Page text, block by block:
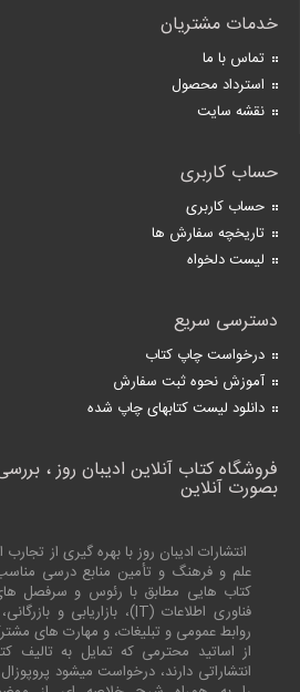
خدمات مشتریان
تماس با ما
استرداد محصول
نقشه سایت
حساب کاربری
حساب کاربری
تاریخچه سفارش ها
لیست دلخواه
دسترسی سریع
درخواست چاپ کتاب
آموزش نحوه ثبت سفارش
دانلود لیست کتابهای چاپ شده
فروشگاه کتاب آنلاین ادیبان روز ،
بصورت آنلاین
انتشارات ادیبان روز با بهره گیری از
علم و فرهنگ و تأمین منابع درسی
کتاب هایی مطابق با رئوس و سرفصل
فناوری اطلاعات (IT)، بازاریابی و
روابط عمومی و تبلیغات، و مهارت های
از اساتید محترمی که تمایل به تالیف
انتشاراتی دارند، درخواست میشود